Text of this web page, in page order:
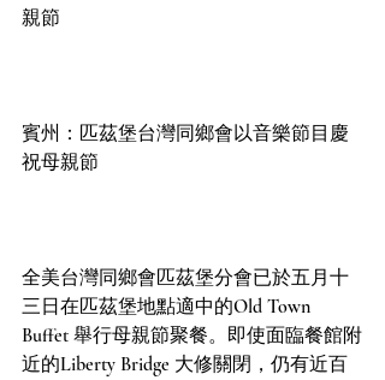
親節
賓州：匹茲堡台灣同鄉會以音樂節目慶
祝母親節
全美台灣同鄉會匹茲堡分會已於五月十
三日在匹茲堡地點適中的Old Town
Buffet 舉行母親節聚餐。即使面臨餐館附
近的Liberty Bridge 大修關閉，仍有近百